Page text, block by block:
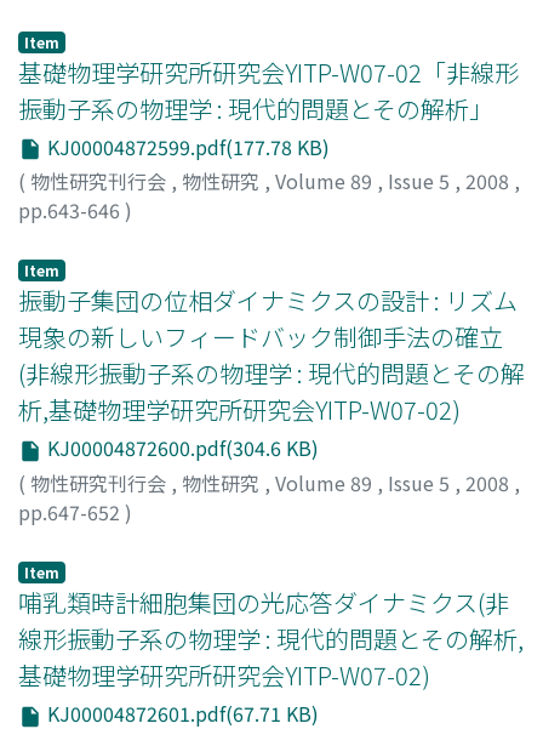
Item
基礎物理学研究所研究会YITP-W07-02「非線形
振動子系の物理学 : 現代的問題とその解析」
KJ00004872599.pdf(177.78 KB)
( 物性研究刊行会 , 物性研究 , Volume 89 , Issue 5 , 2008 ,
pp.643-646 )
Item
振動子集団の位相ダイナミクスの設計 : リズム
現象の新しいフィードバック制御手法の確立
(非線形振動子系の物理学 : 現代的問題とその解
析,基礎物理学研究所研究会YITP-W07-02)
KJ00004872600.pdf(304.6 KB)
( 物性研究刊行会 , 物性研究 , Volume 89 , Issue 5 , 2008 ,
pp.647-652 )
Item
哺乳類時計細胞集団の光応答ダイナミクス(非
線形振動子系の物理学 : 現代的問題とその解析,
基礎物理学研究所研究会YITP-W07-02)
KJ00004872601.pdf(67.71 KB)